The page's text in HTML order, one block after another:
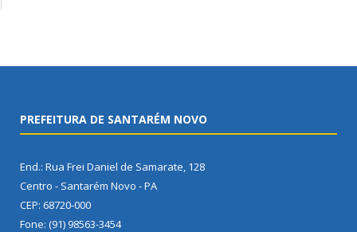
PREFEITURA DE SANTARÉM NOVO
End.: Rua Frei Daniel de Samarate, 128
Centro - Santarém Novo - PA
CEP: 68720-000
Fone: (91) 98563-3454